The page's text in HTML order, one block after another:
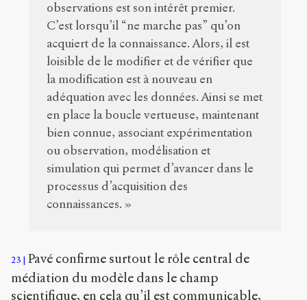
observations est son intérêt premier.
C’est lorsqu’il “ne marche pas” qu’on
acquiert de la connaissance. Alors, il est
loisible de le modifier et de vérifier que
la modification est à nouveau en
adéquation avec les données. Ainsi se met
en place la boucle vertueuse, maintenant
bien connue, associant expérimentation
ou observation, modélisation et
simulation qui permet d’avancer dans le
processus d’acquisition des
connaissances. »
23
Pavé confirme surtout le rôle central de
médiation du modèle dans le champ
scientifique, en cela qu’il est communicable,